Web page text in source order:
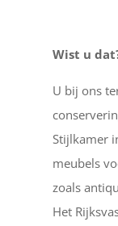
Wist u
U bij ons
Stijlkamer
meubels
zoals
Het